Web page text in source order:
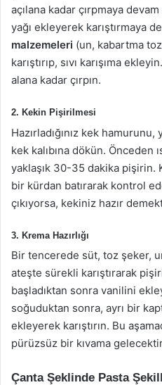
açılana kadar çırpmaya
yağı ekleyerek karıştırmaya
malzemeleri (un, kabartma
karıştırıp, sıvı karışıma
alana kadar çırpın.
2. Kekin Pişirilmesi
Hazırladığınız kek
kek kalıbına dökün. Önceden
yaklaşık 30-35 dakika pişirin.
bir kürdan batırarak kontrol
çıkıyorsa, kekiniz hazır
3. Krema Hazırlığı
Bir tencerede süt, toz şeker,
ateşte sürekli karıştırarak
başladıktan sonra vanilini
soğuduktan sonra, ayrı bir
ekleyerek karıştırın. Bu
pürüzsüz bir kıvama
Çanta Şeklinde Pasta